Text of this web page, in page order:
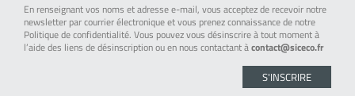
En renseignant vos noms et adresse e-mail, vous acceptez de recevoir notre
newsletter par courrier électronique et vous prenez connaissance de notre
Politique de confidentialité. Vous pouvez vous désinscrire à tout moment à
l’aide des liens de désinscription ou en nous contactant àcontact@siceco.fr